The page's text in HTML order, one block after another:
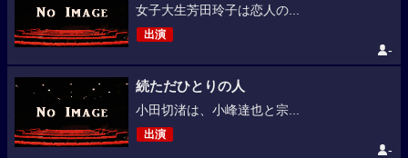
女子大生芳田玲子は恋人の...
出演
-
続ただひとりの人
小田切渚は、小峰達也と宗...
出演
-